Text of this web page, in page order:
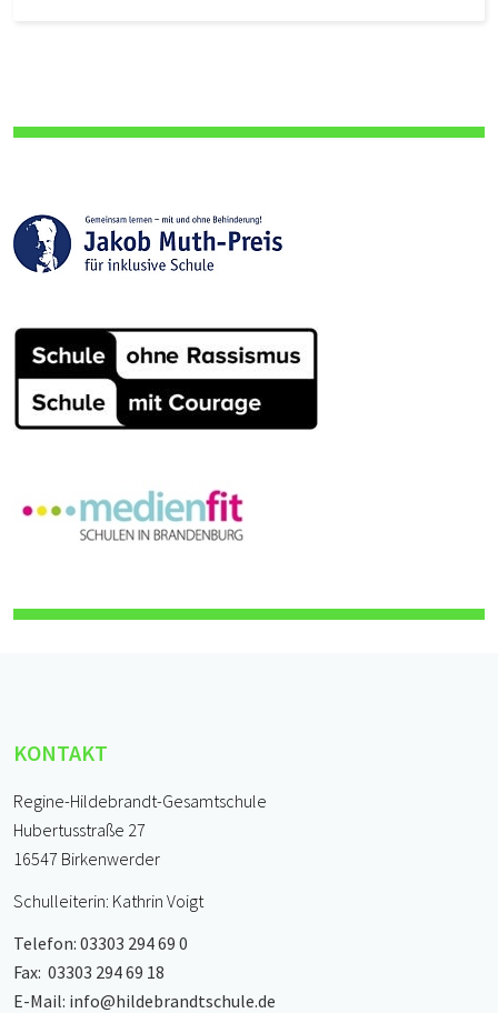
KONTAKT
Regine-Hildebrandt-Gesamtschule
Hubertusstraße 27
16547 Birkenwerder
Schulleiterin: Kathrin Voigt
Telefon: 03303 294 69 0
Fax: 03303 294 69 18
E-Mail: info@hildebrandtschule.de